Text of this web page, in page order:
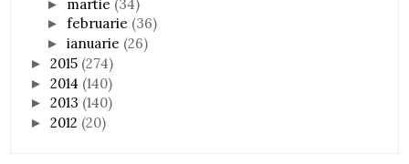
► martie (34)
►februarie (36)
►ianuarie (26)
►2015 (274)
►2014 (140)
►2013 (140)
►2012 (20)